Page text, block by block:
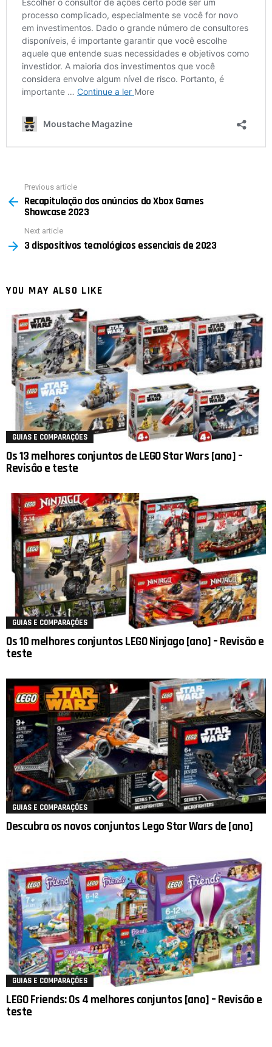
more
Previous article
Recapitulação dos anúncios do Xbox Games
Showcase 2023
Next article
3 dispositivos tecnológicos essenciais de 2023
YOU MAY ALSO LIKE
GUIAS E COMPARAÇÕES
Os 13 melhores conjuntos de LEGO Star Wars [ano] –
Revisão e teste
GUIAS E COMPARAÇÕES
Os 10 melhores conjuntos LEGO Ninjago [ano] – Revisão e
teste
GUIAS E COMPARAÇÕES
Descubra os novos conjuntos Lego Star Wars de [ano]
GUIAS E COMPARAÇÕES
LEGO Friends: Os 4 melhores conjuntos [ano] – Revisão e
teste